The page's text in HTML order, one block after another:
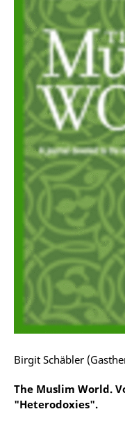
Birgit Schäbler
The Muslim World.
"Heterodoxies".